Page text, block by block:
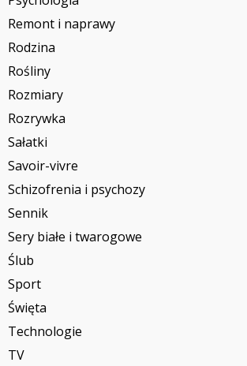
Remont i naprawy
Rodzina
Rośliny
Rozmiary
Rozrywka
Sałatki
Savoir-vivre
Schizofrenia i psychozy
Sennik
Sery białe i twarogowe
Ślub
Sport
Święta
Technologie
TV